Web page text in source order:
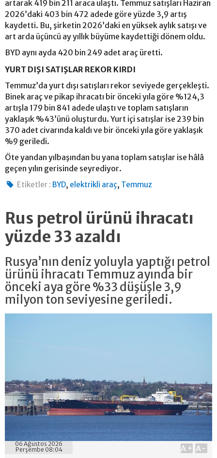
artarak 419 bin 211 araca ulaştı. Temmuz satışları Haziran
2026’daki 403 bin 472 adede göre yüzde 3,9 artış
kaydetti. Bu, şirketin 2026’daki en yüksek aylık satışı ve
art arda üçüncü ay yıllık büyüme kaydettiği dönem oldu.
BYD aynı ayda 420 bin 249 adet araç üretti.
YURT DIŞI SATIŞLAR REKOR KIRDI
Temmuz’da yurt dışı satışları rekor seviyede gerçekleşti.
Binek araç ve pikap ihracatı bir önceki yıla göre %124,3
artışla 179 bin 841 adede ulaştı ve toplam satışların
yaklaşık %43’ünü oluşturdu. Yurt içi satışlar ise 239 bin
370 adet civarında kaldı ve bir önceki yıla göre yaklaşık
%9 geriledi.
Öte yandan yılbaşından bu yana toplam satışlar ise hâlâ
geçen yılın gerisinde seyrediyor.
Etiketler : BYD, elektrikli araç, Temmuz
Rus petrol ürünü ihracatı
yüzde 33 azaldı
Rusya’nın deniz yoluyla yaptığı petrol
ürünü ihracatı Temmuz ayında bir
önceki aya göre %33 düşüşle 3,9
milyon ton seviyesine geriledi.
06 Ağustos 2026
Perşembe 08:04
A+ A-